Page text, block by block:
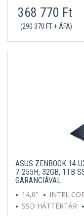
368 770 Ft
(290 370 FT + ÁFA)
ASUS ZENBOOK 14
7-255H, 32GB, 1TB
GARANCIÁVAL
14,0"
INTEL
SSD HÁTTÉRTÁR